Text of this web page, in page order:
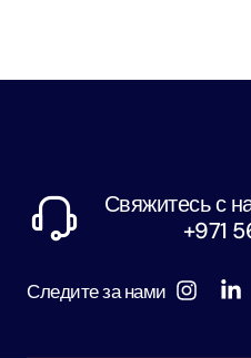
Свяжитесь с
+971
Следите за нами